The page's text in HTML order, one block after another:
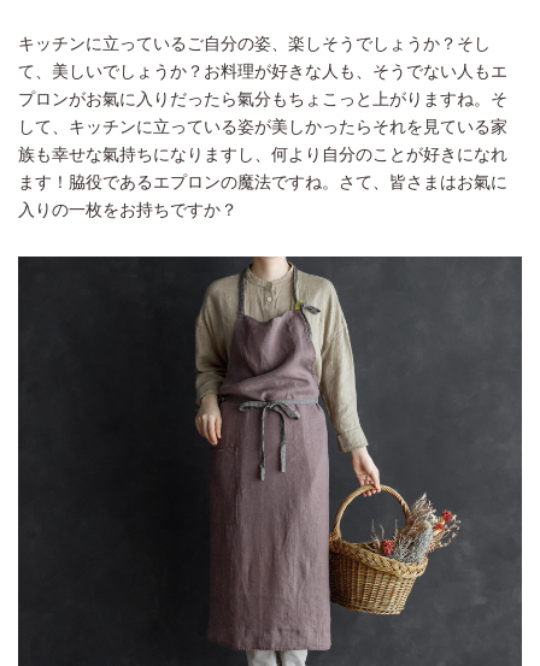
キッチンに立っているご自分の姿、楽しそうでしょうか？そし
て、美しいでしょうか？お料理が好きな人も、そうでない人もエ
プロンがお氣に入りだったら氣分もちょこっと上がりますね。そ
して、キッチンに立っている姿が美しかったらそれを見ている家
族も幸せな氣持ちになりますし、何より自分のことが好きになれ
ます！脇役であるエプロンの魔法ですね。さて、皆さまはお氣に
入りの一枚をお持ちですか？